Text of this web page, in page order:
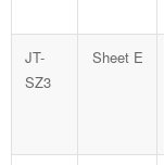
JT-
SZ3
Sheet E